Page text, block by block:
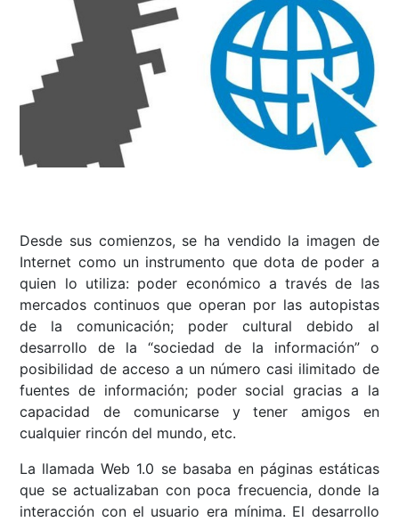
Desde sus comienzos, se ha vendido la imagen de
Internet como un instrumento que dota de poder a
quien lo utiliza: poder económico a través de las
mercados continuos que operan por las autopistas
de la comunicación; poder cultural debido al
desarrollo de la “sociedad de la información” o
posibilidad de acceso a un número casi ilimitado de
fuentes de información; poder social gracias a la
capacidad de comunicarse y tener amigos en
cualquier rincón del mundo, etc.
La llamada Web 1.0 se basaba en páginas estáticas
que se actualizaban con poca frecuencia, donde la
interacción con el usuario era mínima. El desarrollo